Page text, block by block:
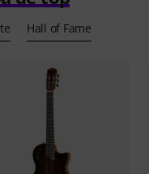
Hall of Fame